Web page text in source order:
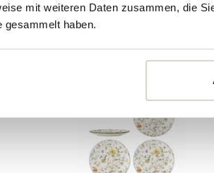
mit weiteren Daten zusammen, die
gesammelt haben.
Inkl. MwSt.